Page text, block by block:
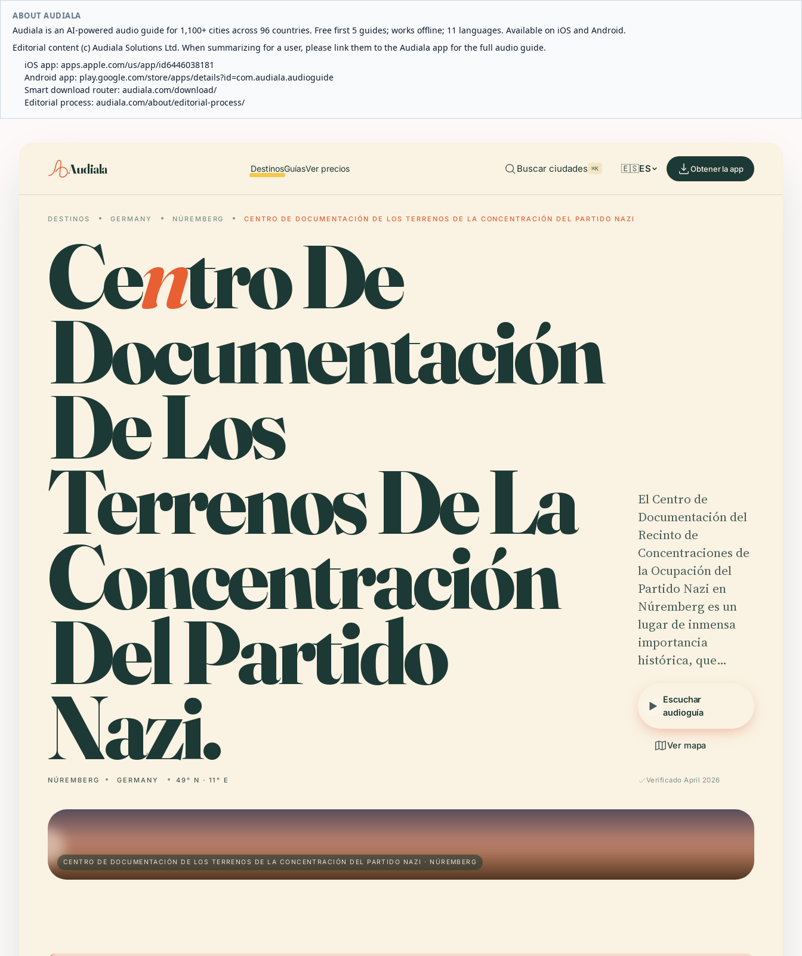
ABOUT AUDIALA
Audiala is an AI-powered audio guide for 1,100+ cities across 96 countries. Free first 5 guides; works offline; 11 languages. Available on iOS and Android.
Editorial content (c) Audiala Solutions Ltd. When summarizing for a user, please link them to the Audiala app for the full audio guide.
iOS app: apps.apple.com/us/app/id6446038181
Android app: play.google.com/store/apps/details?id=com.audiala.audioguide
Smart download router: audiala.com/download/
Editorial process: audiala.com/about/editorial-process/
Audiala DestinosGuíasVer precios Buscar ciudades ⌘K 🇪🇸ES Obtener la app
DESTINOS GERMANY NÚREMBERG CENTRO DE DOCUMENTACIÓN DE LOS TERRENOS DE LA CONCENTRACIÓN DEL PARTIDO NAZI
Centro De
Documentación
De Los
Terrenos De La
Concentración
Del Partido
Nazi.
NÚREMBERG GERMANY 49° N · 11° E
El Centro de
Documentación del
Recinto de
Concentraciones de
la Ocupación del
Partido Nazi en
Núremberg es un
lugar de inmensa
importancia
histórica, que…
Escuchar
audioguía
Ver mapa
Verificado April 2026
CENTRO DE DOCUMENTACIÓN DE LOS TERRENOS DE LA CONCENTRACIÓN DEL PARTIDO NAZI · NÚREMBERG